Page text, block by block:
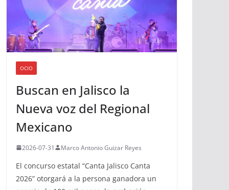
OCIO
Buscan en Jalisco la
Nueva voz del Regional
Mexicano
2026-07-31 Marco Antonio Guizar Reyes
El concurso estatal “Canta Jalisco Canta
2026” otorgará a la persona ganadora un